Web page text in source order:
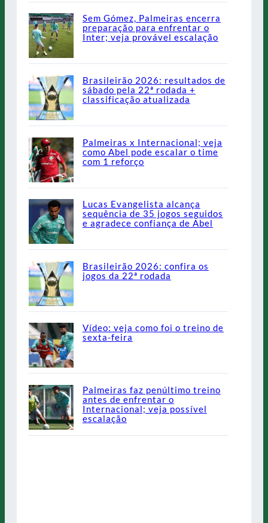
Sem Gómez, Palmeiras encerra
preparação para enfrentar o
Inter; veja provável escalação
Brasileirão 2026: resultados de
sábado pela 22ª rodada +
classificação atualizada
Palmeiras x Internacional; veja
como Abel pode escalar o time
com 1 reforço
Lucas Evangelista alcança
sequência de 35 jogos seguidos
e agradece confiança de Abel
Brasileirão 2026: confira os
jogos da 22ª rodada
Vídeo: veja como foi o treino de
sexta-feira
Palmeiras faz penúltimo treino
antes de enfrentar o
Internacional; veja possível
escalação